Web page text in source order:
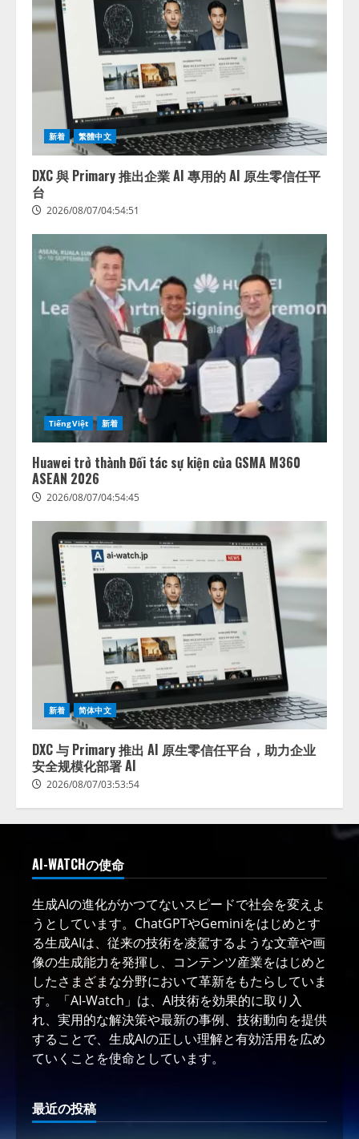
新着 繁體中文
DXC 與 Primary 推出企業 AI 專用的 AI 原生零信任平
台
2026/08/07/04:54:51
TiếngViệt 新着
Huawei trở thành Đối tác sự kiện của GSMA M360
ASEAN 2026
2026/08/07/04:54:45
新着 简体中文
DXC 与 Primary 推出 AI 原生零信任平台，助力企业
安全规模化部署 AI
2026/08/07/03:53:54
AI-WATCHの使命
生成AIの進化がかつてないスピードで社会を変えよ
うとしています。ChatGPTやGeminiをはじめとす
る生成AIは、従来の技術を凌駕するような文章や画
像の生成能力を発揮し、コンテンツ産業をはじめと
したさまざまな分野において革新をもたらしていま
す。「AI-Watch」は、AI技術を効果的に取り入
れ、実用的な解決策や最新の事例、技術動向を提供
することで、生成AIの正しい理解と有効活用を広め
ていくことを使命としています。
最近の投稿